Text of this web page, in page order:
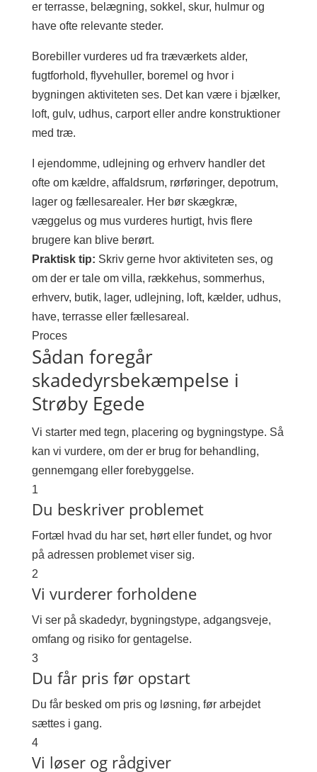
er terrasse, belægning, sokkel, skur, hulmur og
have ofte relevante steder.
Borebiller vurderes ud fra træværkets alder,
fugtforhold, flyvehuller, boremel og hvor i
bygningen aktiviteten ses. Det kan være i bjælker,
loft, gulv, udhus, carport eller andre konstruktioner
med træ.
I ejendomme, udlejning og erhverv handler det
ofte om kældre, affaldsrum, rørføringer, depotrum,
lager og fællesarealer. Her bør skægkræ,
væggelus og mus vurderes hurtigt, hvis flere
brugere kan blive berørt.
Praktisk tip: Skriv gerne hvor aktiviteten ses, og
om der er tale om villa, rækkehus, sommerhus,
erhverv, butik, lager, udlejning, loft, kælder, udhus,
have, terrasse eller fællesareal.
Proces
Sådan foregår
skadedyrsbekæmpelse i
Strøby Egede
Vi starter med tegn, placering og bygningstype. Så
kan vi vurdere, om der er brug for behandling,
gennemgang eller forebyggelse.
1
Du beskriver problemet
Fortæl hvad du har set, hørt eller fundet, og hvor
på adressen problemet viser sig.
2
Vi vurderer forholdene
Vi ser på skadedyr, bygningstype, adgangsveje,
omfang og risiko for gentagelse.
3
Du får pris før opstart
Du får besked om pris og løsning, før arbejdet
sættes i gang.
4
Vi løser og rådgiver